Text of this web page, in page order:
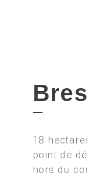
18
point de
hors du